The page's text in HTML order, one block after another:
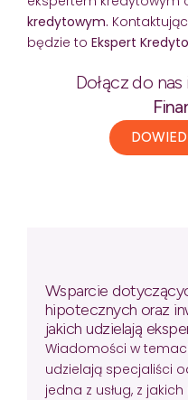
kredytowym.
będzie to Ekspert
Dołącz do
Wsparcie
hipotecznych oraz
jakich udzielają
Wiadomości w
udzielają specjaliści
jedna z usług, z